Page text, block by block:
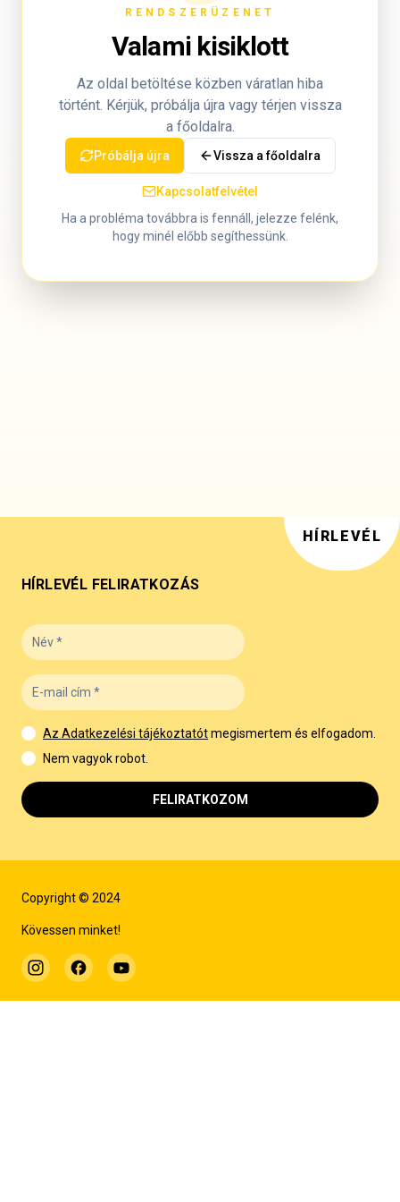
RENDSZERÜZENET
Valami kisiklott
Az oldal betöltése közben váratlan hiba
történt. Kérjük, próbálja újra vagy térjen vissza
a főoldalra.
Próbálja újra Vissza a főoldalra
Kapcsolatfelvétel
Ha a probléma továbbra is fennáll, jelezze felénk,
hogy minél előbb segíthessünk.
Copyright © 2024
Kövessen minket!
HÍRLEVÉL
HÍRLEVÉL FELIRATKOZÁS
Az Adatkezelési tájékoztatótmegismertem és elfogadom.
Nem vagyok robot.
FELIRATKOZOM